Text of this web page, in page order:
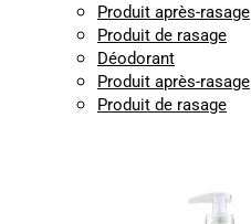
Produit après-rasage
Produit de rasage
Déodorant
Produit après-rasage
Produit de rasage